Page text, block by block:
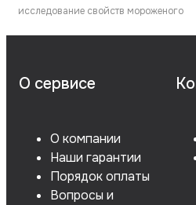
исследование свойств мороженого
О сервисе
О компании
Наши гарантии
Порядок оплаты
Вопросы и